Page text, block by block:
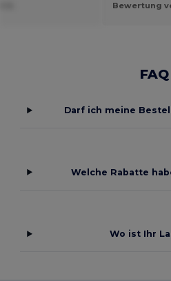
Bewertung
FAQ
Darf ich meine
Welche Rabatte
Wo ist Ihr